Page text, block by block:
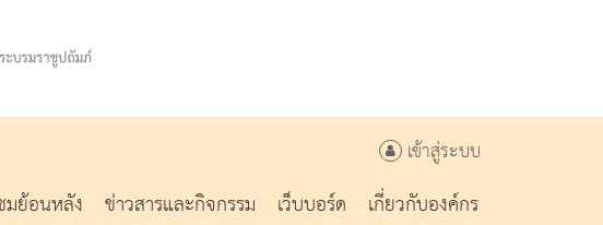
เข้าสู่ระบบ
ย้อนหลัง ข่าวสารและกิจกรรม เว็บบอร์ด
เกี่ยวกับองค์กร